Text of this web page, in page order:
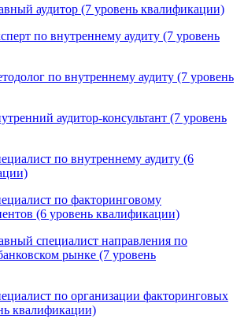
аудитор (7 уровень квалификации)
по внутреннему аудиту (7 уровень
по внутреннему аудиту (7 уровень
аудитор-консультант (7 уровень
по внутреннему аудиту (6
по факторинговому
(6 уровень квалификации)
специалист направления по
рынке (7 уровень
по организации факторинговых
квалификации)